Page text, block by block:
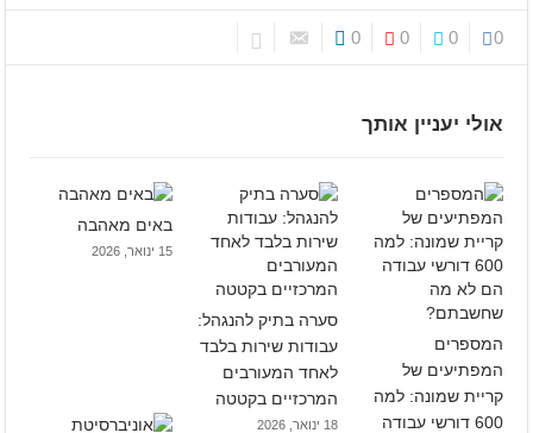
0
0
0
0
אולי יעניין אותך
המספרים
המפתיעים של
קריית שמונה: למה
600 דורשי עבודה
סערה בתיק להנגהל:
עבודות שירות בלבד
לאחד המעורבים
המרכזיים בקטטה
18 ינואר, 2026
באים מאהבה
15 ינואר, 2026